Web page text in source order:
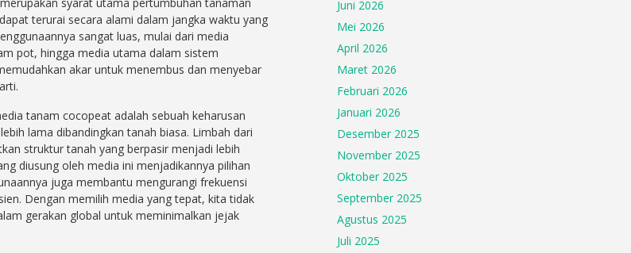
terurai secara alami dalam jangka waktu yang
sangat luas, mulai dari media
pot, hingga media utama dalam sistem
akar untuk menembus dan menyebar
tanam cocopeat adalah sebuah keharusan
lama dibandingkan tanah biasa. Limbah dari
struktur tanah yang berpasir menjadi lebih
diusung oleh media ini menjadikannya pilihan
juga membantu mengurangi frekuensi
Dengan memilih media yang tepat, kita tidak
gerakan global untuk meminimalkan jejak
Juni 2026
Mei 2026
April 2026
Maret 2026
Februari 2026
Januari 2026
Desember 2025
November 2025
Oktober 2025
September 2025
Agustus 2025
Juli 2025